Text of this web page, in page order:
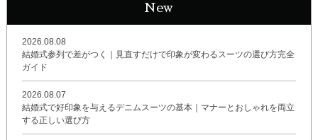
New
2026.08.08
結婚式参列で差がつく｜見直すだけで印象が変わるスーツの選び方完全
ガイド
2026.08.07
結婚式で好印象を与えるデニムスーツの基本｜マナーとおしゃれを両立
する正しい選び方